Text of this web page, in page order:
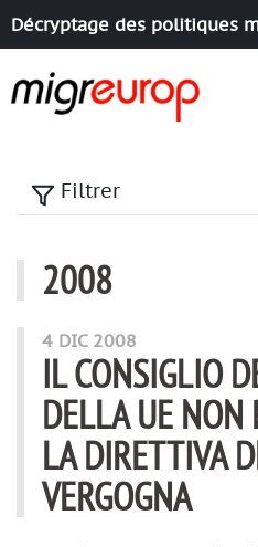
Décryptage des politiques
Filtrer
2008
articles annee
4 DIC 2008
IL CONSIGLIO
DELLA UE NON
LA DIRETTIVA
VERGOGNA